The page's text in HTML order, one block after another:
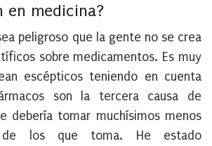
en medicina?
peligroso que la gente no se crea
sobre medicamentos. Es muy
escépticos teniendo en cuenta
son la tercera causa de
debería tomar muchísimos menos
de los que toma. He estado